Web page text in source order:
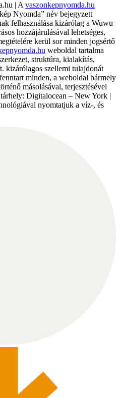
| A vaszonkepnyomda.hu
Nyomda” név bejegyzett
felhasználása kizárólag a Wuwu
hozzájárulásával lehetséges,
kerül sor minden jogsértő
weboldal tartalma
struktúra, kialakítás,
kizárólagos szellemi tulajdonát
minden, a weboldal bármely
másolásával, terjesztésével
Digitalocean – New York |
nyomtatjuk a víz-, és